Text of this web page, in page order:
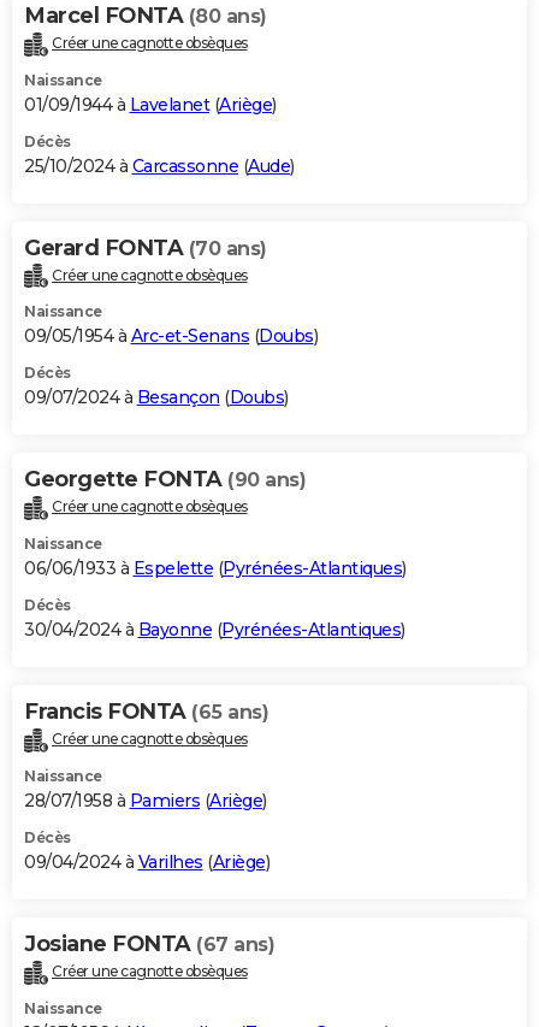
Marcel FONTA (80 ans)
Créer une cagnotte obsèques
Naissance
01/09/1944 à Lavelanet(Ariège)
Décès
25/10/2024 à Carcassonne (Aude)
Gerard FONTA (70 ans)
Créer une cagnotte obsèques
Naissance
09/05/1954 à Arc-et-Senans (Doubs)
Décès
09/07/2024 à Besançon (Doubs)
Georgette FONTA (90 ans)
Créer une cagnotte obsèques
Naissance
06/06/1933 à Espelette (Pyrénées-Atlantiques)
Décès
30/04/2024 à Bayonne (Pyrénées-Atlantiques)
Francis FONTA (65 ans)
Créer une cagnotte obsèques
Naissance
28/07/1958 à Pamiers (Ariège)
Décès
09/04/2024 à Varilhes (Ariège)
Josiane FONTA (67 ans)
Créer une cagnotte obsèques
Naissance